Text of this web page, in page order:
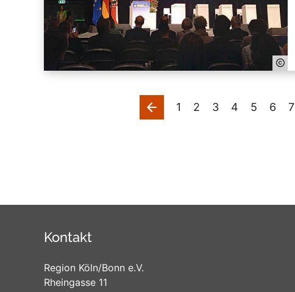
vorherige
1 2 3 4 5 6 7
Kontakt
Region Köln/Bonn e.V.
Rheingasse 11